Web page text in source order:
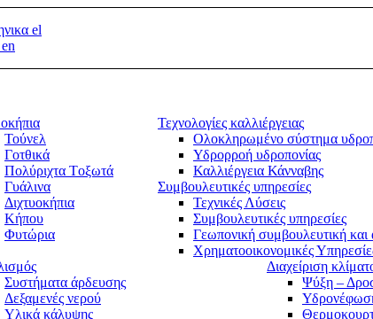
el
en
Τούνελ
Γοτθικά
Πολύριχτα Tοξωτά
Γυάλινα
Διχτυοκήπια
Κήπου
Φυτώρια
Τεχνολογίες καλλιέργειας
Ολοκληρωμένο σύστημα
Υδρορροή υδροπονίας
Καλλιέργεια Κάνναβης
Συμβουλευτικές υπηρεσίες
Τεχνικές Λύσεις
Συμβουλευτικές υπηρεσίες
Γεωπονική συμβουλευτική και
Χρηματοοικονομικές
Συστήματα άρδευσης
Δεξαμενές νερού
Υλικά κάλυψης
Διαχείριση
Ψύξη –